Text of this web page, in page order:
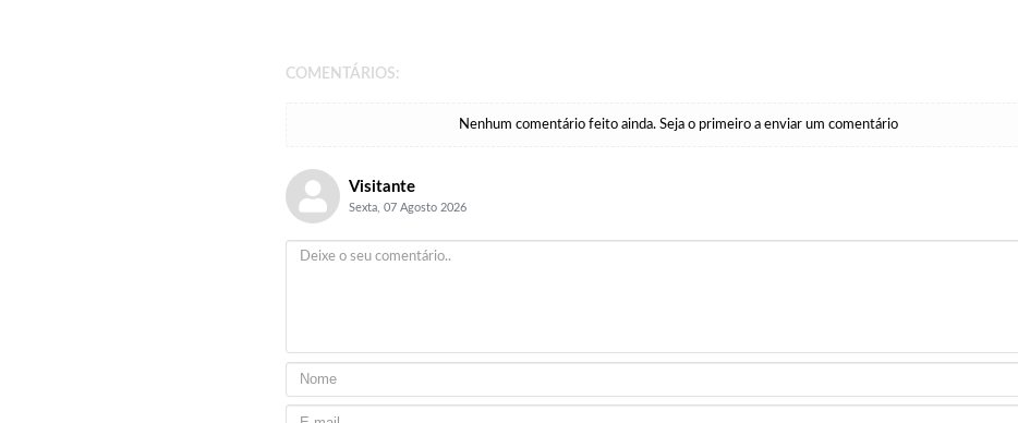
COMENTÁRIOS:
Nenhum comentário feito ainda. Seja o primeiro a enviar um comentário
Visitante
Sexta, 07 Agosto 2026